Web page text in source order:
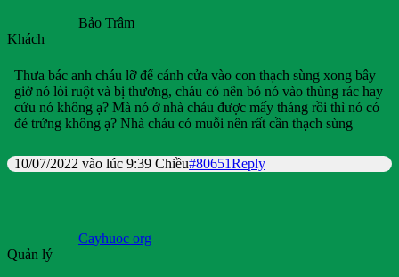
Bảo Trâm
Khách
Thưa bác anh cháu lỡ để cánh cửa vào con thạch sùng xong bây
giờ nó lòi ruột và bị thương, cháu có nên bỏ nó vào thùng rác hay
cứu nó không ạ? Mà nó ở nhà cháu được mấy tháng rồi thì nó có
đẻ trứng không ạ? Nhà cháu có muỗi nên rất cần thạch sùng
10/07/2022 vào lúc 9:39 Chiều#80651Reply
Cayhuoc org
Quản lý